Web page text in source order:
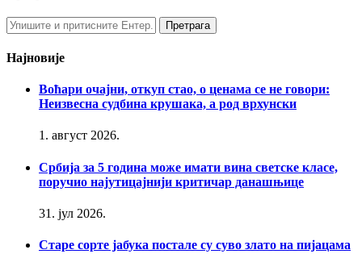
Најновије
Воћари очајни, откуп стао, о ценама се не говори:
Неизвесна судбина крушака, а род врхунски
1. август 2026.
Србија за 5 година може имати вина светске класе,
поручио најутицајнији критичар данашњице
31. јул 2026.
Старе сорте јабука постале су суво злато на пијацама